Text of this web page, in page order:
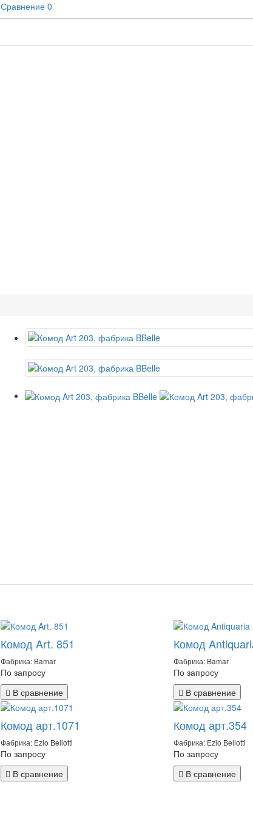
Сравнение 0
Комод Art. 851
Фабрика: Bamar
По запросу
В сравнение
Комод
Фабрика: Bamar
По запросу
В сравнение
Комод арт.1071
Фабрика: Ezio Bellotti
По запросу
В сравнение
Комод арт.354
Фабрика: Ezio Bellotti
По запросу
В сравнение